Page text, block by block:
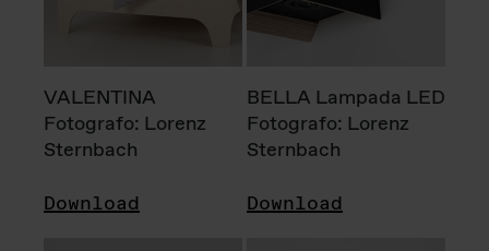
VALENTINA
Fotografo: Lorenz
Sternbach
Download
BELLA Lampada LED
Fotografo: Lorenz
Sternbach
Download